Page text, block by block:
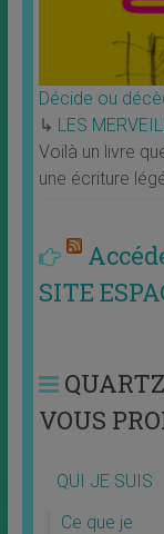
Décide ou
↳ LES
Voilà un livre
une écriture
SITE
VOUS
QUI JE SUIS
Ce que je